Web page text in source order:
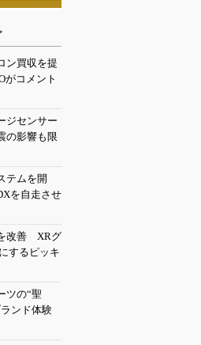
ン買収を提
コメント
ジセンサー
の影響も限
テムを開
を自走させ
改善 XRグ
するピッキ
ツの“聖
ンド体験